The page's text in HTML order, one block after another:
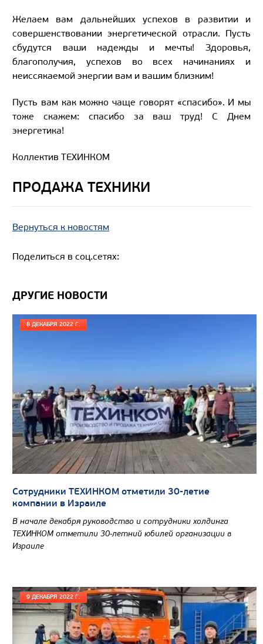
Желаем вам дальнейших успехов в развитии и
совершенствовании энергетической отрасли. Пусть
сбудутся ваши надежды и мечты! Здоровья,
благополучия, успехов во всех начинаниях и
неиссякаемой энергии вам и вашим близким!
Пусть вам как можно чаще говорят «спасибо». И мы
тоже скажем: спасибо за ваш труд! С Днем
энергетика!
Коллектив ТЕХИНКОМ
ПРОДАЖА ТЕХНИКИ
Вернуться к новостям
Поделиться в соц.сетях:
ДРУГИЕ НОВОСТИ
8 ДЕКАБРЯ 2022 Г.
Сотрудники ТЕХИНКОМ отметили 30-летие
компании в Израиле
В начале декабря руководство и сотрудники холдинга
ТЕХИНКОМ отметили 30-летний юбилей организации в
Израиле
9 ДЕКАБРЯ 2022 Г.